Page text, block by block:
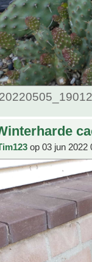
op 03 jun 2022